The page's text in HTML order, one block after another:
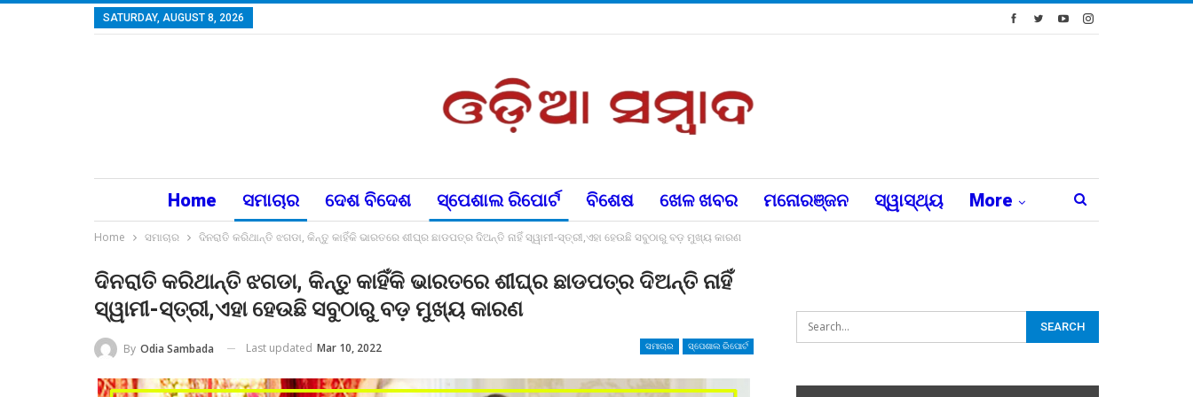
SATURDAY, AUGUST 8, 2026
Home ସମାଚାର ଦେଶ ବିଦେଶ ସ୍ପେଶାଲ ରିପୋର୍ଟ ବିଶେଷ ଖେଳ ଖବର ମନୋରଞ୍ଜନ ସ୍ୱାସ୍ଥ୍ୟ More
Home ସମାଚାର ଦିନରାତି କରିଥାନ୍ତି ଝଗଡା, କିନ୍ତୁ କାହିଁକି ଭାରତରେ ଶୀଘ୍ର ଛାଡପତ୍ର ଦିଅନ୍ତି ନାହିଁ ସ୍ୱାମୀ-ସ୍ତ୍ରୀ,ଏହା ହେଉଛି ସବୁଠାରୁ ବଡ଼ ମୁଖ୍ୟ କାରଣ
ଦିନରାତି କରିଥାନ୍ତି ଝଗଡା, କିନ୍ତୁ କାହିଁକି ଭାରତରେ ଶୀଘ୍ର ଛାଡପତ୍ର ଦିଅନ୍ତି ନାହିଁ
ସ୍ୱାମୀ-ସ୍ତ୍ରୀ,ଏହା ହେଉଛି ସବୁଠାରୁ ବଡ଼ ମୁଖ୍ୟ କାରଣ
ସମାଚାର ସ୍ପେଶାଲ ରିପୋର୍ଟ
By Odia Sambada Last updated Mar 10, 2022